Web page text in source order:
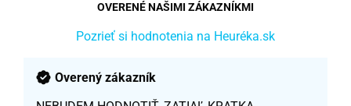
OVERENÉ NAŠIMI ZÁKAZNÍKMI
Pozrieť si hodnotenia na Heuréka.sk
Overený zákazník